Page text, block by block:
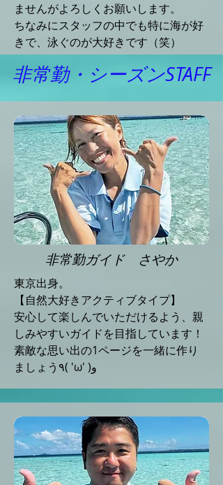
ませんがよろしくお願いします。
ちなみにスタッフの中でも特に海が好
きで、泳ぐのが大好きです（笑）
非常勤・シーズンSTAFF
​非常勤ガイド さやか​
東京出身。
【自然大好きアクティブタイプ】
安心して楽しんでいただけるよう、親
しみやすいガイドを目指しています！
素敵な思い出の1ページを一緒に作り
ましょう٩( 'ω' )و